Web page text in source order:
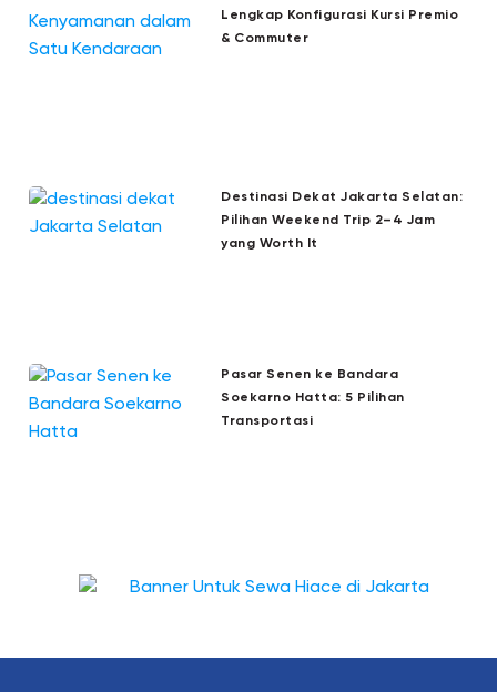
Lengkap Konfigurasi Kursi Premio
& Commuter
Destinasi Dekat Jakarta Selatan:
Pilihan Weekend Trip 2–4 Jam
yang Worth It
Pasar Senen ke Bandara
Soekarno Hatta: 5 Pilihan
Transportasi